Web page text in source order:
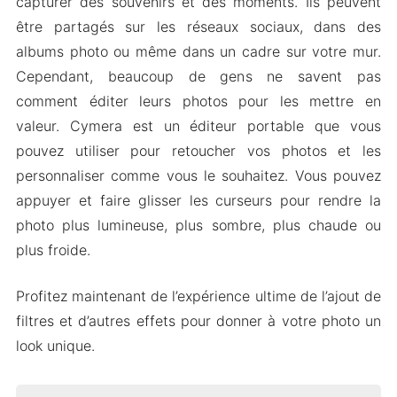
être partagés sur les réseaux sociaux, dans des
albums photo ou même dans un cadre sur votre mur.
Cependant, beaucoup de gens ne savent pas
comment éditer leurs photos pour les mettre en
valeur. Cymera est un éditeur portable que vous
pouvez utiliser pour retoucher vos photos et les
personnaliser comme vous le souhaitez. Vous pouvez
appuyer et faire glisser les curseurs pour rendre la
photo plus lumineuse, plus sombre, plus chaude ou
plus froide.
Profitez maintenant de l’expérience ultime de l’ajout de
filtres et d’autres effets pour donner à votre photo un
look unique.